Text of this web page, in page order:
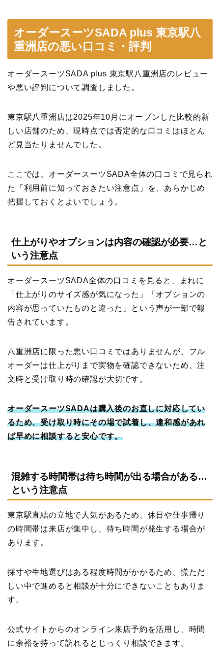
オーダースーツSADA plus 東京駅八
重洲店の悪い口コミ・評判
オーダースーツSADA plus 東京駅八重洲店のレビュー
や悪い評判について調査しました。
東京駅八重洲店は2025年10月にオープンした比較的新
しい店舗のため、現時点では否定的な口コミはほとん
ど見当たりませんでした。
ここでは、オーダースーツSADA全体の口コミで見られ
た「利用前に知っておきたい注意点」を、あらかじめ
把握しておくとよいでしょう。
仕上がりやオプションは内容の確認が必要…と
いう注意点
オーダースーツSADA全体の口コミを見ると、まれに
「仕上がりのサイズ感が気になった」「オプションの
内容が思っていたものと違った」という声が一部で報
告されています。
八重洲店に限った悪い口コミではありませんが、フル
オーダーは仕上がりまで実物を確認できないため、注
文時と受け取り時の確認が大切です。
オーダースーツSADAは購入後のお直しに対応してい
るため、受け取り時にその場で試着し、違和感があれ
ば早めに相談すると安心です。
混雑する時間帯は待ち時間が出る場合がある…
という注意点
東京駅直結の立地で人気があるため、休日や仕事帰り
の時間帯は来店が集中し、待ち時間が発生する場合が
あります。
採寸や生地選びはある程度時間がかかるため、慌ただ
しい中で進めると相談が十分にできないこともありま
す。
公式サイトからのオンライン来店予約を活用し、時間
に余裕を持って訪れるとじっくり相談できます。